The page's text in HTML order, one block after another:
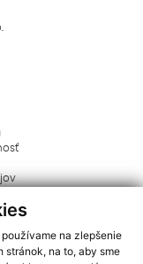
na zlepšenie
na to, aby sme